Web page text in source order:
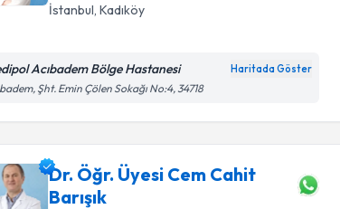
İstanbul , Kadıköy
Acıbadem Bölge Hastanesi Haritada Göster
Şht. Emin Çölen Sokağı No:4, 34718
Dr. Öğr. Üyesi Cem Cahit
Barışık